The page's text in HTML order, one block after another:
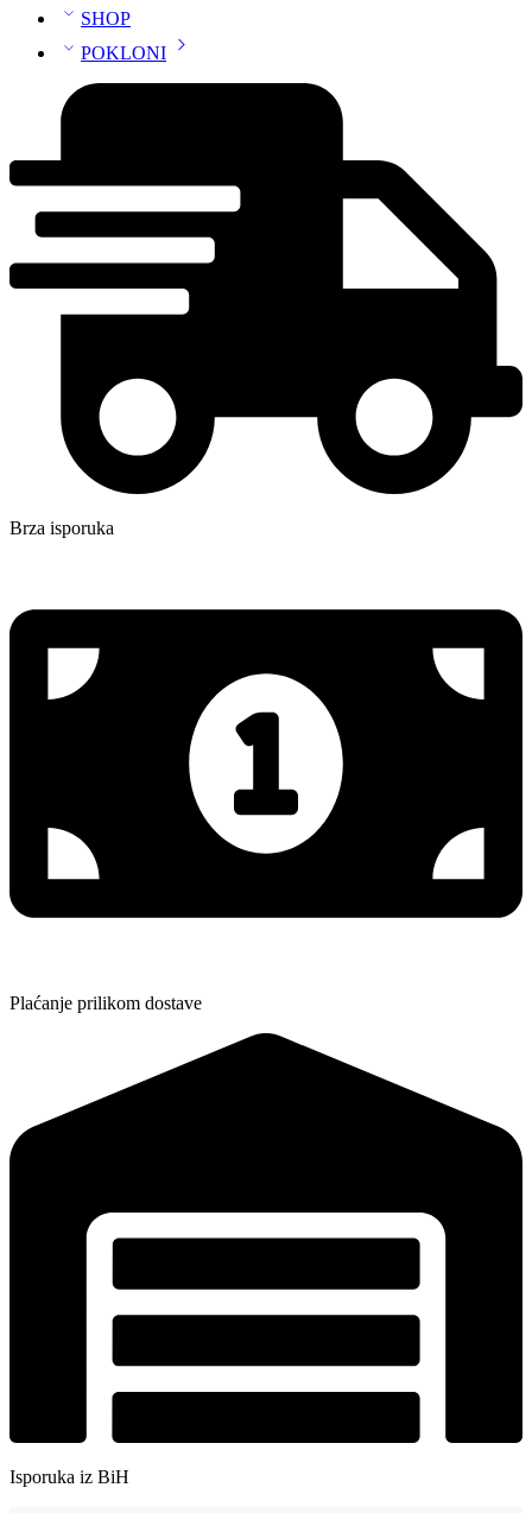
SHOP
POKLONI
Brza isporuka
Plaćanje prilikom dostave
Isporuka iz BiH